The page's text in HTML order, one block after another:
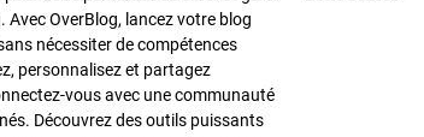
OverBlog, lancez votre blog
nécessiter de compétences
personnalisez et partagez
vous avec une communauté
Découvrez des outils puissants